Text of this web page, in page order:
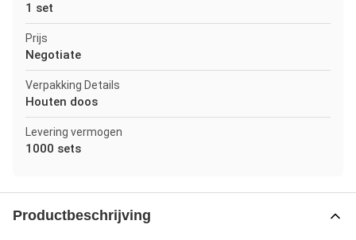
1 set
Prijs
Negotiate
Verpakking Details
Houten doos
Levering vermogen
1000 sets
Productbeschrijving